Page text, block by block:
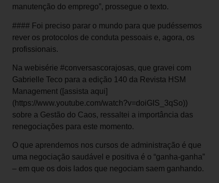
manutenção do emprego”, prossegue o texto.
#### Foi preciso parar o mundo para que pudéssemos
rever os protocolos de conduta pessoais e, agora, os
profissionais.
Na webisérie #conversascorajosas, que gravei com
Gabrielle Teco para a edição 140 da Revista HSM
Management ([assista aqui]
(https://www.youtube.com/watch?v=doiGIS_3qSo))
sobre a Gestão do Caos, ressaltei a importância das
renegociações para este momento.
O que aprendemos nos cursos de administração é que
uma negociação saudável e positiva é o “ganha-ganha”
– em que os dois lados que negociam saem ganhando.